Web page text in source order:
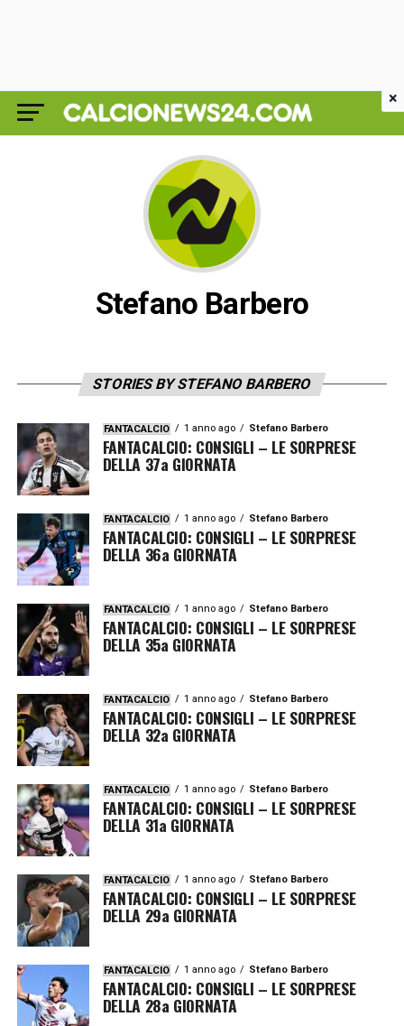
Stefano Barbero
STORIES BY STEFANO BARBERO
FANTACALCIO 1 anno ago Stefano Barbero
FANTACALCIO: CONSIGLI – LE SORPRESE
DELLA 37a GIORNATA
FANTACALCIO 1 anno ago Stefano Barbero
FANTACALCIO: CONSIGLI – LE SORPRESE
DELLA 36a GIORNATA
FANTACALCIO 1 anno ago Stefano Barbero
FANTACALCIO: CONSIGLI – LE SORPRESE
DELLA 35a GIORNATA
FANTACALCIO 1 anno ago Stefano Barbero
FANTACALCIO: CONSIGLI – LE SORPRESE
DELLA 32a GIORNATA
FANTACALCIO 1 anno ago Stefano Barbero
FANTACALCIO: CONSIGLI – LE SORPRESE
DELLA 31a GIORNATA
FANTACALCIO 1 anno ago Stefano Barbero
FANTACALCIO: CONSIGLI – LE SORPRESE
DELLA 29a GIORNATA
FANTACALCIO 1 anno ago Stefano Barbero
FANTACALCIO: CONSIGLI – LE SORPRESE
DELLA 28a GIORNATA
×